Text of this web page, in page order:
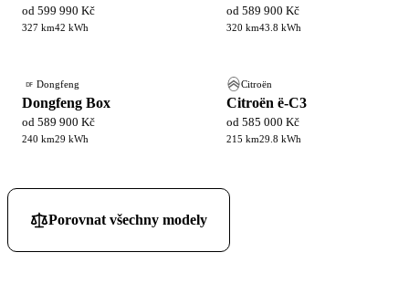
od 599 990 Kč
327 km42 kWh
od 589 900 Kč
320 km43.8 kWh
DF Dongfeng
Dongfeng Box
od 589 900 Kč
240 km29 kWh
Citroën
Citroën ë-C3
od 585 000 Kč
215 km29.8 kWh
Porovnat všechny modely